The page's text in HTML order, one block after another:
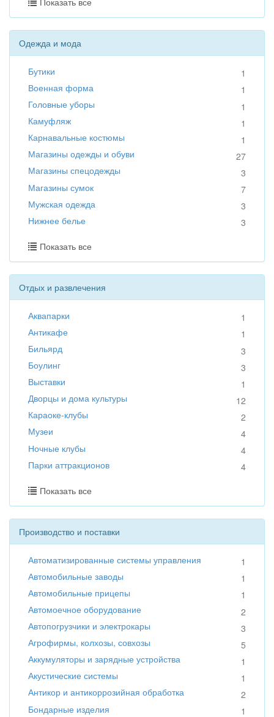
Одежда и мода
Бутики
1
Военная форма
1
Головные уборы
1
Камуфляж
1
Карнавальные костюмы
1
Магазины одежды и обуви
27
Магазины спецодежды
3
Магазины сумок
7
Мужская одежда
3
Нижнее белье
3
Показать все
Отдых и развлечения
Аквапарки
1
Антикафе
1
Бильярд
3
Боулинг
3
Выставки
1
Дворцы и дома культуры
12
Караоке-клубы
2
Музеи
4
Ночные клубы
4
Парки аттракционов
4
Показать все
Производство и поставки
Автоматизированные системы управления
1
Автомобильные заводы
1
Автомобильные прицепы
1
Автомоечное оборудование
2
Автопогрузчики и электрокары
3
Агрофирмы, колхозы, совхозы
5
Аккумуляторы и зарядные устройства
1
Акустические системы
1
Антикор и антикоррозийная обработка
2
Бондарные изделия
1